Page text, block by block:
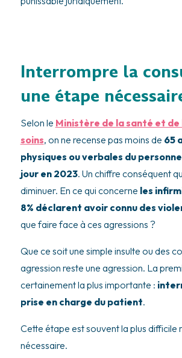
Interrompre la
une étape
Selon le Ministère de la santé et de
soins, on ne recense pas moins de 65
physiques ou verbales du
jour en 2023. Un chiffre conséquent
diminuer. En ce qui concerne les
8% déclarent avoir connu des
que faire face à ces agressions ?
Que ce soit une simple insulte ou des
agression reste une agression. La
certainement la plus importante :
prise en charge du patient.
Cette étape est souvent la plus difficile
nécessaire.